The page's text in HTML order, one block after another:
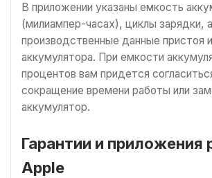
В приложении указаны емкость
(милиампер-часах), циклы зарядки,
производственные данные пристоя и
аккумулятора. При емкости
процентов вам придется
сокращение времени работы или
аккумулятор.
Гарантии и приложения
Apple